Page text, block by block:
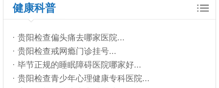
健康科普
· 贵阳检查偏头痛去哪家医院...
· 贵阳检查戒网瘾门诊挂号...
· 毕节正规的睡眠障碍医院哪家好...
· 贵阳检查青少年心理健康专科医院...